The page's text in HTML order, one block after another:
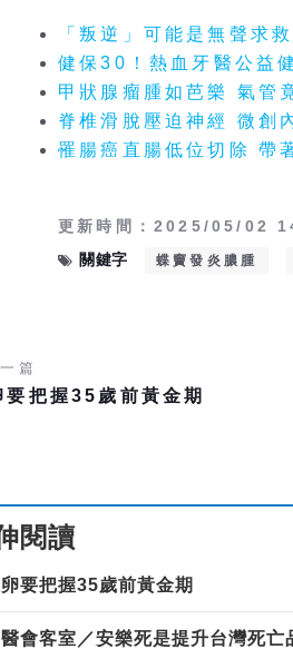
「叛逆」可能是無聲求
健保30！熱血牙醫公益
甲狀腺瘤腫如芭樂 氣
脊椎滑脫壓迫神經 微創
罹腸癌直腸低位切除 帶
更新時間：2025/05/02
關鍵字
蝶竇發炎膿腫
一篇
要把握35歲前黃金期
閱讀
要把握35歲前黃金期
會客室／安樂死是提升台灣死亡